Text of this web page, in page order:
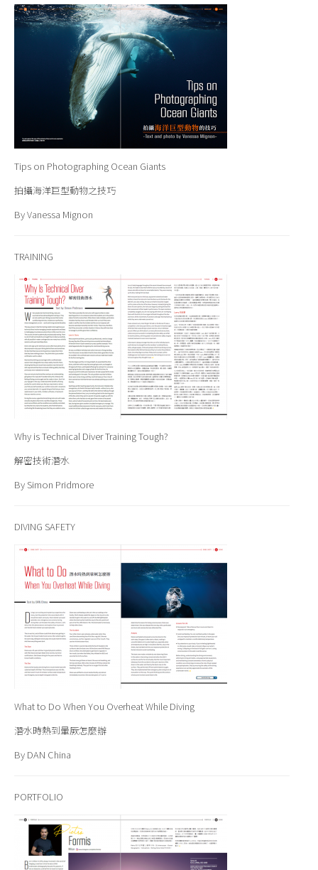
Tips on Photographing Ocean Giants
拍攝海洋巨型動物之技巧
By Vanessa Mignon
TRAINING
Why is Technical Diver Training Tough?
解密技術潛水
By Simon Pridmore
DIVING SAFETY
What to Do When You Overheat While Diving
潛水時熱到暈厥怎麼辦
By DAN China
PORTFOLIO